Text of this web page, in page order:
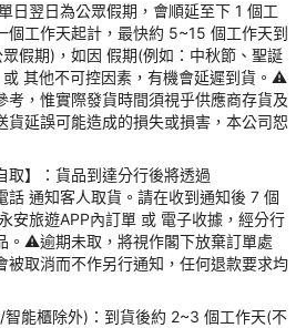
若無合適替代貨品，本公司有權取消訂
安排退款，退款時間需時約3-4星期 (以
退款時間取決於發卡銀行，詳情請向閣
準，優惠不可與其他優惠及折扣同時使
Way (Pacific) Limited 保留權利隨
日翌日為公眾假期，會順延至下 1 個工
個工作天起計，最快約 5~15 個工作天到
假期)，如因 假期(例如：中秋節、聖誕
其他不可控因素，有機會延遲到貨。⚠️
考，惟實際發貨時間須視乎供應商存貨及
貨延誤可能造成的損失或損害，本公司恕
取】：貨品到達分行後將透過
通知客人取貨。請在收到通知後 7 個
安旅遊APP內訂單 或 電子收據，經分行
。⚠️逾期未取，將視作閣下放棄訂單處
被取消而不作另行通知，任何退款要求均
能櫃除外)：到貨後約 2~3 個工作天(不